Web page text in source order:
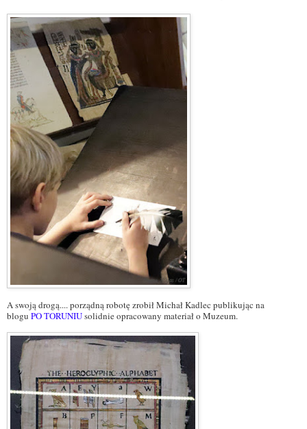
A swoją drogą.... porządną robotę zrobił Michał Kadlec publikując na
blogu PO TORUNIUsolidnie opracowany materiał o Muzeum.